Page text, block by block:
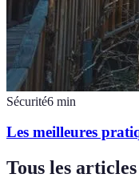
Sécurité6 min
Les meilleures
Tous les articles